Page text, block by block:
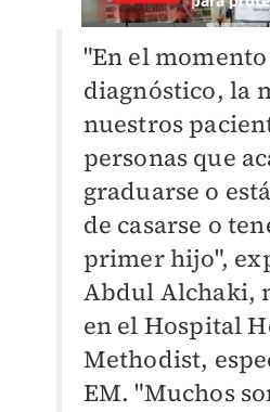
"En el
diagnóstico, la
nuestros
personas que
graduarse o
de casarse o
primer hijo",
Abdul Alchaki,
en el Hospital
Methodist,
EM. "Muchos